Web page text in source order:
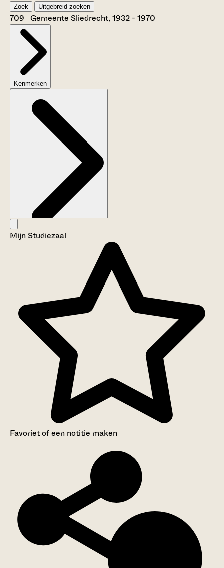
Zoek Uitgebreid zoeken
709 Gemeente Sliedrecht, 1932 - 1970
Kenmerken
Aanwijzingen voor de gebruiker
Mijn Studiezaal
Favoriet of een notitie maken